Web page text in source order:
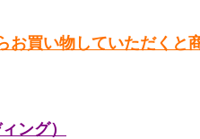
買い物していただくと
ング）